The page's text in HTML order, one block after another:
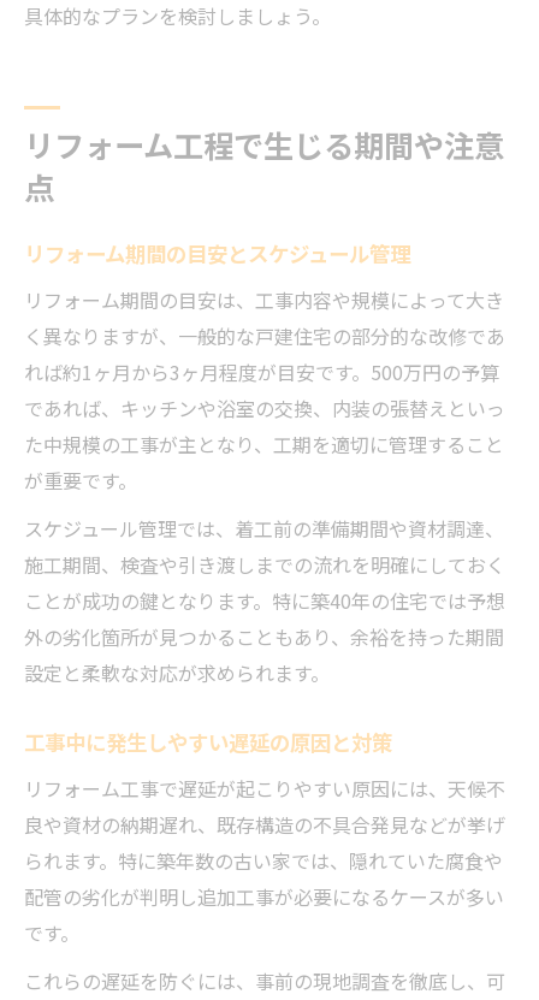
具体的なプランを検討しましょう。
リフォーム工程で生じる期間や注意
点
リフォーム期間の目安とスケジュール管理
リフォーム期間の目安は、工事内容や規模によって大き
く異なりますが、一般的な戸建住宅の部分的な改修であ
れば約1ヶ月から3ヶ月程度が目安です。500万円の予算
であれば、キッチンや浴室の交換、内装の張替えといっ
た中規模の工事が主となり、工期を適切に管理すること
が重要です。
スケジュール管理では、着工前の準備期間や資材調達、
施工期間、検査や引き渡しまでの流れを明確にしておく
ことが成功の鍵となります。特に築40年の住宅では予想
外の劣化箇所が見つかることもあり、余裕を持った期間
設定と柔軟な対応が求められます。
工事中に発生しやすい遅延の原因と対策
リフォーム工事で遅延が起こりやすい原因には、天候不
良や資材の納期遅れ、既存構造の不具合発見などが挙げ
られます。特に築年数の古い家では、隠れていた腐食や
配管の劣化が判明し追加工事が必要になるケースが多い
です。
これらの遅延を防ぐには、事前の現地調査を徹底し、可